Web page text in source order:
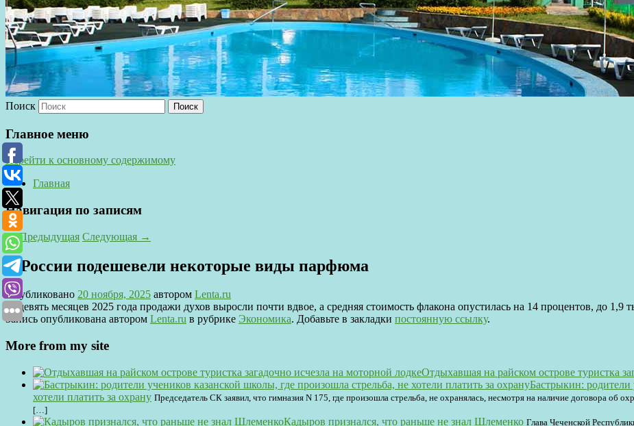
Поиск
Главное меню
Перейти к основному содержимому
Главная
Навигация по записям
←Предыдущая Следующая →
В России подешевели некоторые виды парфюма
Опубликовано 20 ноября, 2025 автором Lenta.ru
За девять месяцев 2025 года продажи духов выросли почти вдвое, а средняя стоимость флакона опустилась на 14 процентов, до 1,9
Запись опубликована автором Lenta.ru в рубрике Экономика. Добавьте в закладки постоянную ссылку.
More from my site
Отдыхавшая на райском острове туристка
Бастрыкин: родители
хотели платить за охрану Председатель СК заявил, что гимназия N 175, где произошла стрельба, не охранялась, несмотря на наличие договора об
[…]
Кадыров признался, что раньше не знал Шлеменко Глава Чеченской